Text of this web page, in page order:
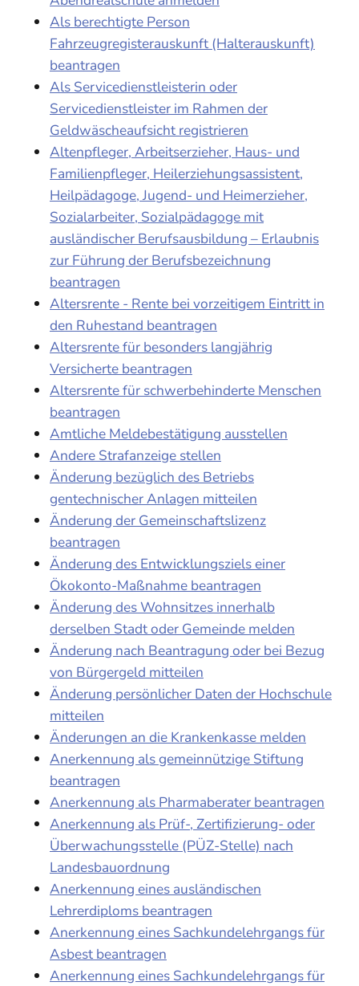
Als berechtigte Person
Fahrzeugregisterauskunft (Halterauskunft)
beantragen
Als Servicedienstleisterin oder
Servicedienstleister im Rahmen der
Geldwäscheaufsicht registrieren
Altenpfleger, Arbeitserzieher, Haus- und
Familienpfleger, Heilerziehungsassistent,
Heilpädagoge, Jugend- und Heimerzieher,
Sozialarbeiter, Sozialpädagoge mit
ausländischer Berufsausbildung – Erlaubnis
zur Führung der Berufsbezeichnung
beantragen
Altersrente - Rente bei vorzeitigem Eintritt in
den Ruhestand beantragen
Altersrente für besonders langjährig
Versicherte beantragen
Altersrente für schwerbehinderte Menschen
beantragen
Amtliche Meldebestätigung ausstellen
Andere Strafanzeige stellen
Änderung bezüglich des Betriebs
gentechnischer Anlagen mitteilen
Änderung der Gemeinschaftslizenz
beantragen
Änderung des Entwicklungsziels einer
Ökokonto-Maßnahme beantragen
Änderung des Wohnsitzes innerhalb
derselben Stadt oder Gemeinde melden
Änderung nach Beantragung oder bei Bezug
von Bürgergeld mitteilen
Änderung persönlicher Daten der Hochschule
mitteilen
Änderungen an die Krankenkasse melden
Anerkennung als gemeinnützige Stiftung
beantragen
Anerkennung als Pharmaberater beantragen
Anerkennung als Prüf-, Zertifizierung- oder
Überwachungsstelle (PÜZ-Stelle) nach
Landesbauordnung
Anerkennung eines ausländischen
Lehrerdiploms beantragen
Anerkennung eines Sachkundelehrgangs für
Asbest beantragen
Anerkennung eines Sachkundelehrgangs für